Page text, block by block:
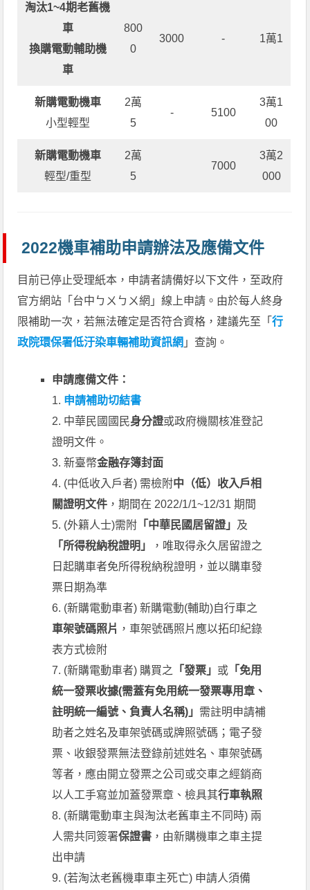
淘汰1~4期老舊機
車
換購電動輔助機
車
800
0
3000 - 1萬1
新購電動機車
小型輕型
2萬
5
- 5100
3萬1
00
新購電動機車
輕型/重型
2萬
5
7000
3萬2
000
2022機車補助申請辦法及應備文件
目前已停止受理紙本，申請者請備好以下文件，至政府
官方網站「台中ㄅㄨㄅㄨ網」線上申請。由於每人終身
限補助一次，若無法確定是否符合資格，建議先至「行
政院環保署低汙染車輛補助資訊網 」查詢。
申請應備文件：
1. 申請補助切結書
2. 中華民國國民身分證或政府機關核准登記
證明文件。
3. 新臺幣金融存簿封面
4. (中低收入戶者) 需檢附中（低）收入戶相
關證明文件 ，期間在 2022/1/1~12/31 期間
5. (外籍人士)需附 「中華民國居留證」 及
「所得稅納稅證明」
，唯取得永久居留證之
日起購車者免所得稅納稅證明，並以購車發
票日期為準
6. (新購電動車者) 新購電動(輔助)自行車之
車架號碼照片 ，車架號碼照片應以拓印紀錄
表方式檢附
7. (新購電動車者) 購買之
「發票」 或 「免用
統一發票收據(需蓋有免用統一發票專用章、
註明統一編號、負責人名稱)」 需註明申請補
助者之姓名及車架號碼或牌照號碼；電子發
票、收銀發票無法登錄前述姓名、車架號碼
等者，應由開立發票之公司或交車之經銷商
以人工手寫並加蓋發票章、檢具其行車執照
8. (新購電動車主與淘汰老舊車主不同時) 兩
人需共同簽署保證書 ，由新購機車之車主提
出申請
9. (若淘汰老舊機車車主死亡) 申請人須備